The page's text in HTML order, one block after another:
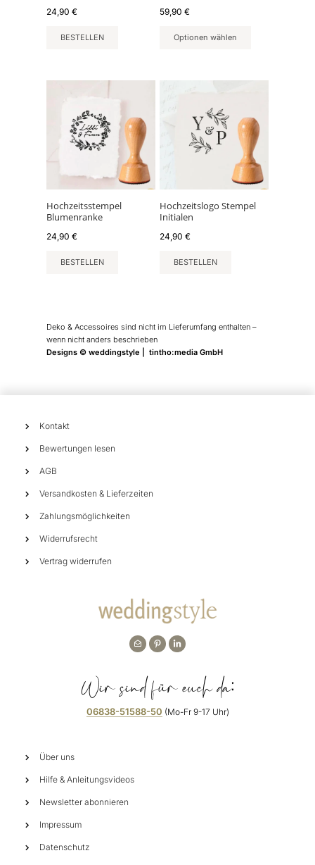
24,90 €
BESTELLEN
59,90€
Optionen wählen
Hochzeitsstempel
Blumenranke
24,90 €
BESTELLEN
Hochzeitslogo Stempel
Initialen
24,90€
BESTELLEN
Deko & Accessoires sind nicht im Lieferumfang enthalten –
wenn nicht anders beschrieben
Designs © weddingstyle | tintho:media GmbH
Kontakt
Bewertungen lesen
AGB
Versandkosten & Lieferzeiten
Zahlungsmöglichkeiten
Widerrufsrecht
Vertrag widerrufen
Wir sind für euch da:
06838-51588-50 (Mo-Fr 9-17 Uhr)
Über uns
Hilfe & Anleitungsvideos
Newsletter abonnieren
Impressum
Datenschutz